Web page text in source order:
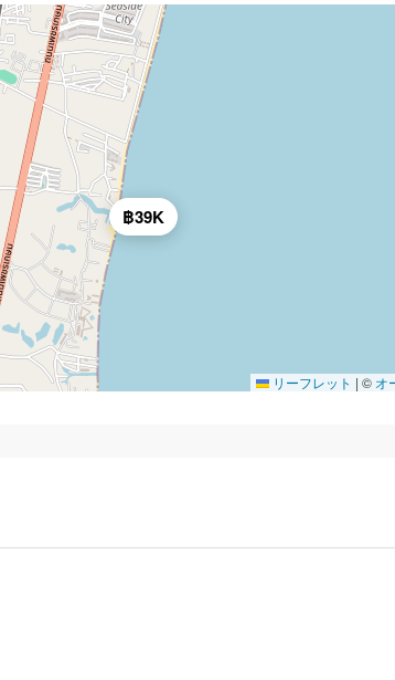
฿39K
リーフレット | © オ